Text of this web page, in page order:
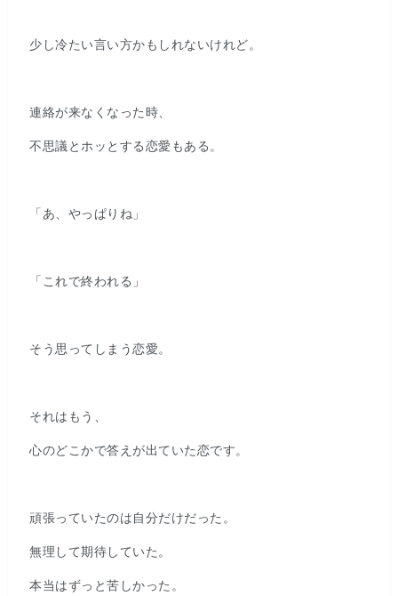
少し冷たい言い方かもしれないけれど。
連絡が来なくなった時、
不思議とホッとする恋愛もある。
「あ、やっぱりね」
「これで終われる」
そう思ってしまう恋愛。
それはもう、
心のどこかで答えが出ていた恋です。
頑張っていたのは自分だけだった。
無理して期待していた。
本当はずっと苦しかった。